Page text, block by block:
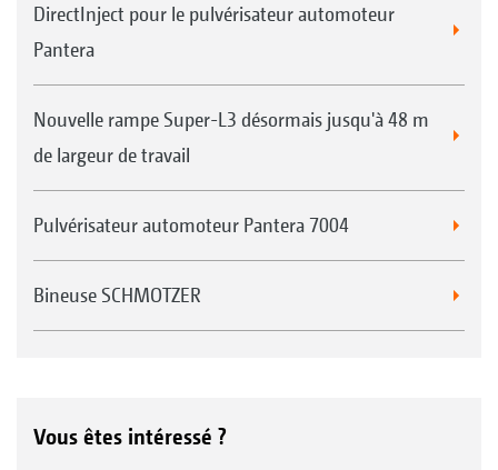
DirectInject pour le pulvérisateur automoteur
Pantera
Nouvelle rampe Super-L3 désormais jusqu'à 48 m
de largeur de travail
Pulvérisateur automoteur Pantera 7004
Bineuse SCHMOTZER
Vous êtes intéressé ?